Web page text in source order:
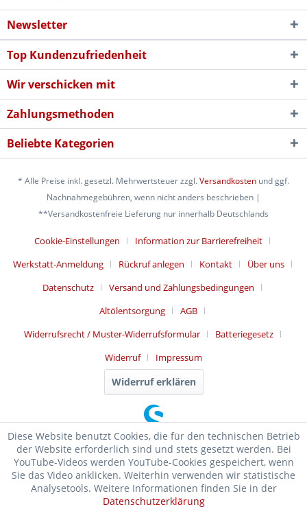
Newsletter
Top Kundenzufriedenheit
Wir verschicken mit
Zahlungsmethoden
Beliebte Kategorien
* Alle Preise inkl. gesetzl. Mehrwertsteuer zzgl.Versandkosten und ggf.
Nachnahmegebühren, wenn nicht anders beschrieben |
**Versandkostenfreie Lieferung nur innerhalb Deutschlands
Cookie-Einstellungen
Information zur Barrierefreiheit
Werkstatt-Anmeldung
Rückruf anlegen Kontakt
Über uns
Datenschutz
Versand und Zahlungsbedingungen
Altölentsorgung
AGB
Widerrufsrecht / Muster-Widerrufsformular
Batteriegesetz
Widerruf
Impressum
Widerruf erklären
Diese Website benutzt Cookies, die für den technischen Betrieb
der Website erforderlich sind und stets gesetzt werden. Bei
YouTube-Videos werden YouTube-Cookies gespeichert, wenn
Sie das Video anklicken. Weiterhin verwenden wir statistische
Analysetools. Weitere Informationen finden Sie in der
Datenschutzerklärung